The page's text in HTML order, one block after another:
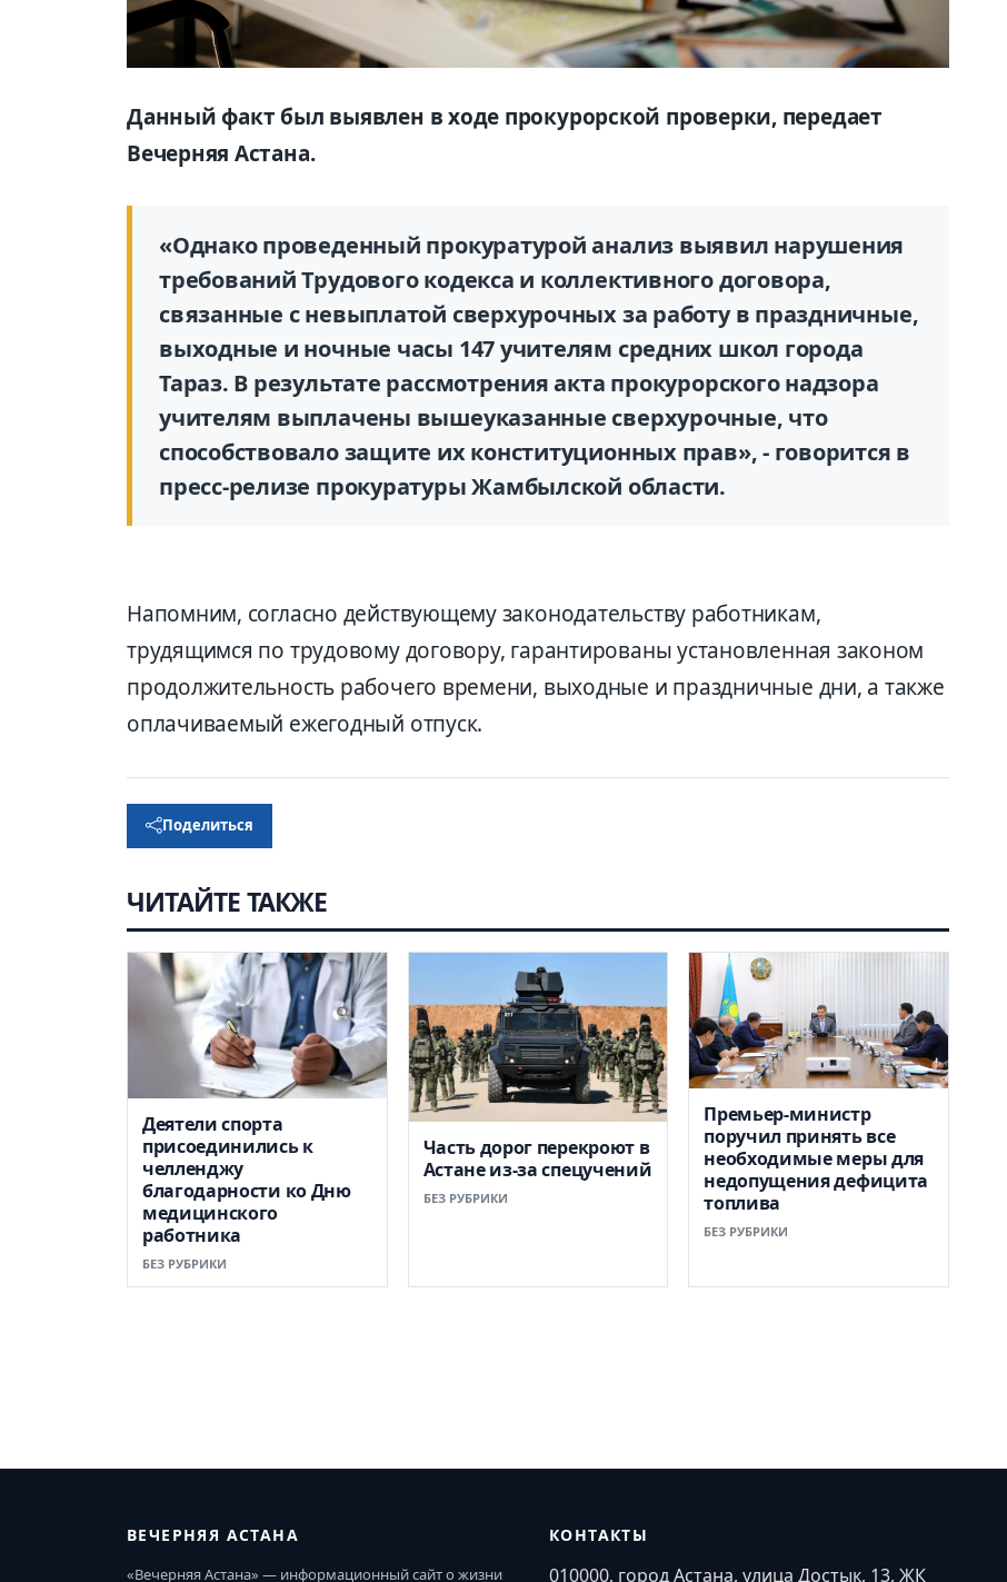
Данный факт был выявлен в ходе прокурорской проверки, передает
Вечерняя Астана.
«Однако проведенный прокуратурой анализ выявил нарушения
требований Трудового кодекса и коллективного договора,
связанные с невыплатой сверхурочных за работу в праздничные,
выходные и ночные часы 147 учителям средних школ города
Тараз. В результате рассмотрения акта прокурорского надзора
учителям выплачены вышеуказанные сверхурочные, что
способствовало защите их конституционных прав», - говорится в
пресс-релизе прокуратуры Жамбылской области.
Напомним, согласно действующему законодательству работникам,
трудящимся по трудовому договору, гарантированы установленная законом
продолжительность рабочего времени, выходные и праздничные дни, а также
оплачиваемый ежегодный отпуск.
Поделиться
ЧИТАЙТЕ ТАКЖЕ
Деятели спорта
присоединились к
челленджу
благодарности ко Дню
медицинского
работника
БЕЗ РУБРИКИ
Часть дорог перекроют в
Астане из-за спецучений
БЕЗ РУБРИКИ
Премьер-министр
поручил принять все
необходимые меры для
недопущения дефицита
топлива
БЕЗ РУБРИКИ
ВЕЧЕРНЯЯ АСТАНА
«Вечерняя Астана» — информационный сайт о жизни
КОНТАКТЫ
010000, город Астана, улица Достык, 13, ЖК